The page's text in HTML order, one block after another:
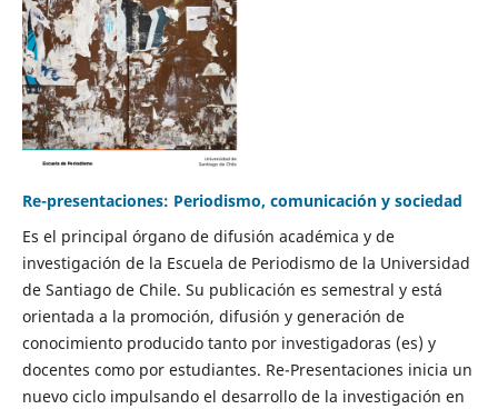
Re-presentaciones: Periodismo, comunicación y sociedad
Es el principal órgano de difusión académica y de
investigación de la Escuela de Periodismo de la Universidad
de Santiago de Chile. Su publicación es semestral y está
orientada a la promoción, difusión y generación de
conocimiento producido tanto por investigadoras (es) y
docentes como por estudiantes. Re-Presentaciones inicia un
nuevo ciclo impulsando el desarrollo de la investigación en